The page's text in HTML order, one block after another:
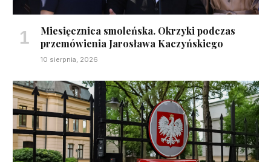
Miesięcznica smoleńska. Okrzyki podczas
przemówienia Jarosława Kaczyńskiego
10 sierpnia, 2026